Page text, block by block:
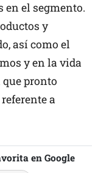
en el segmento.
y
así como el
y en la vida
pronto
a
en Google